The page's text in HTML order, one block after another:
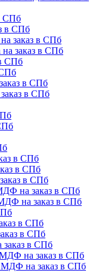
СПб
в СПб
заказ в СПб
на заказ в СПб
СПб
в СПб
в СПб
в СПб
в СПб
в СПб
на заказ в СПб
на заказ в СПб
в СПб
в СПб
в СПб
МДФ на заказ в СПб
МДФ на заказ в СПб